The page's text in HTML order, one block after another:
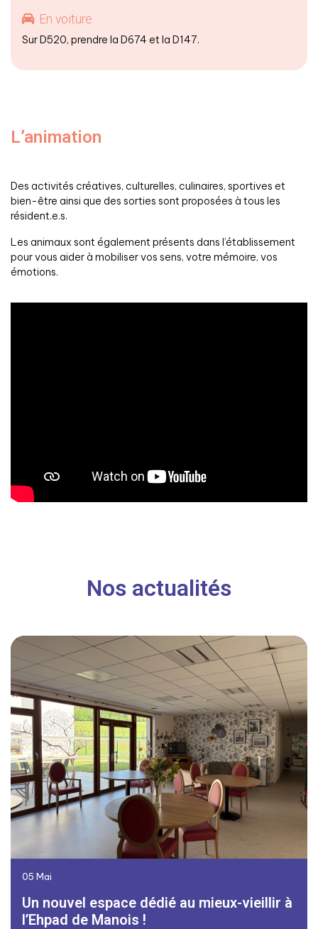
En voiture
Sur D520, prendre la D674 et la D147.
L’animation
Des activités créatives, culturelles, culinaires, sportives et
bien-être ainsi que des sorties sont proposées à tous les
résident.e.s.
Les animaux sont également présents dans l’établissement
pour vous aider à mobiliser vos sens, votre mémoire, vos
émotions.
Nos actualités
05 Mai
Un nouvel espace dédié au mieux-vieillir à
l’Ehpad de Manois !